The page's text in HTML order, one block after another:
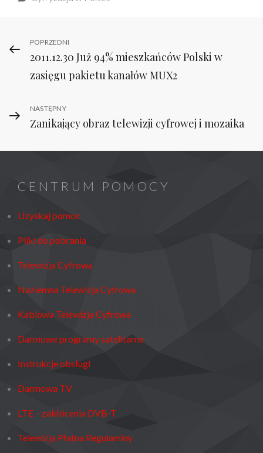
Nawigacja
wpisu
Previous
Post
POPRZEDNI
2011.12.30 Już 94% mieszkańców Polski w
zasięgu pakietu kanałów MUX2
Next
Post
NASTĘPNY
Zanikający obraz telewizji cyfrowej i mozaika
CENTRUM POMOCY
Uzyskaj pomoc
Pliki do pobrania
Telewizja Cyfrowa
Naziemna Telewizja Cyfrowa
Kablowa Telewizja Cyfrowa
Darmowe programy satelitarne
Instrukcje obsługi
Darmowa TV
LTE – zakłócenia DVB-T
Telewizja Płatna Regulaminy